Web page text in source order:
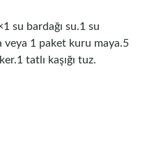
su bardağı su.1 su
veya 1 paket kuru maya.5
tatlı kaşığı tuz.